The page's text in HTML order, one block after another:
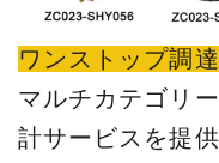
ワンストップ調達
マルチカテゴリ
計サービスを提供